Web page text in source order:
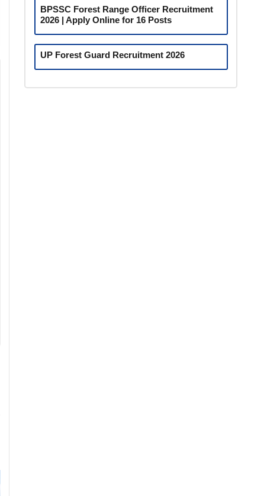
BPSSC Forest Range Officer Recruitment
2026 | Apply Online for 16 Posts
UP Forest Guard Recruitment 2026